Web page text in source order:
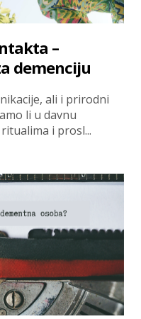
–
demenciju
ali i prirodni
li u davnu
i prosl...